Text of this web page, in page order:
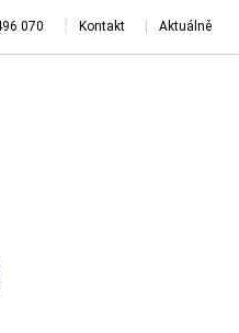
070 Kontakt Aktuálně